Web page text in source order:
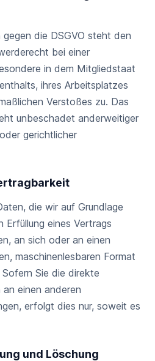
die DSGVO steht den
bei einer
in dem Mitgliedstaat
ihres Arbeitsplatzes
Verstoßes zu. Das
unbeschadet anderweitiger
gerichtlicher
die wir auf Grundlage
Erfüllung eines Vertrags
an sich oder an einen
maschinenlesbaren Format
Sie die direkte
einen anderen
erfolgt dies nur, soweit es
und Löschung